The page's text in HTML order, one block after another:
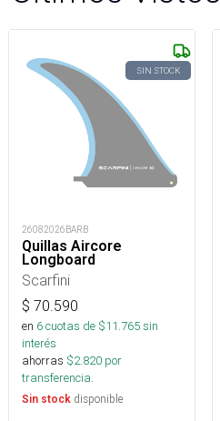
SIN STOCK
26082026BARB
Quillas Aircore
Longboard
Scarfini
$ 70.590
en 6cuotas de $11.765sin
interés
ahorras $2.820 por
transferencia.
Sin stock disponible